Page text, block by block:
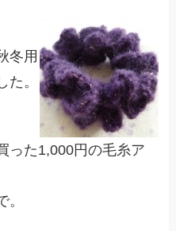
冬用
。
った1,000円の毛糸ア